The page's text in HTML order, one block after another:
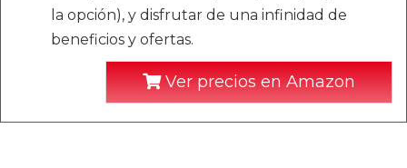
la opción), y disfrutar de una infinidad de
beneficios y ofertas.
Ver precios en Amazon